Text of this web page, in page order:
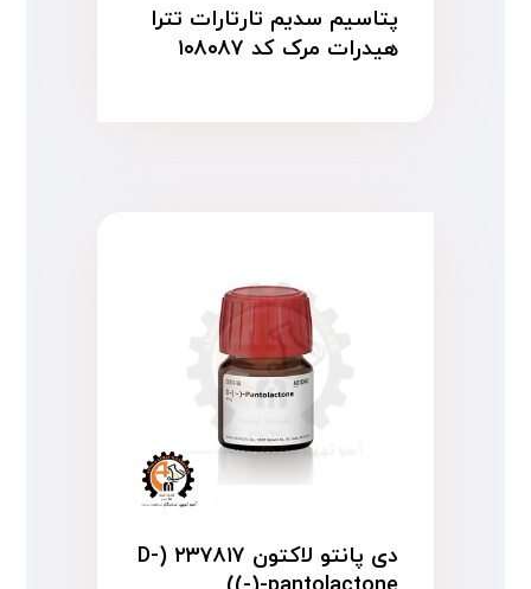
پتاسیم سدیم تارتارات تترا
هیدرات مرک کد ۱۰۸۰۸۷
دی پانتو لاکتون ۲۳۷۸۱۷ (D-